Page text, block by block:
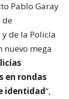
Pablo Garay
de
de la Policía
nuevo mega
en rondas
identidad“,